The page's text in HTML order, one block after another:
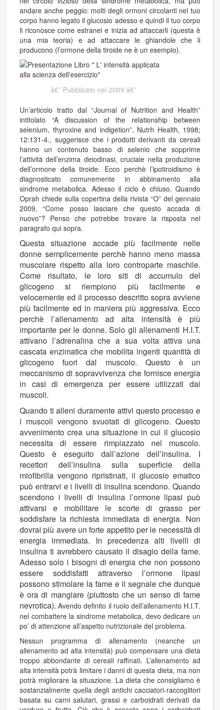
andare anche peggio: molti degli ormoni circolanti nel tuo
corpo hanno legato il glucosio adesso e quindi il tuo corpo
li riconosce come estranei e inizia ad attaccarli (questa è
una mia teoria) e ad attaccare le ghiandole che li
producono (l’ormone della tiroide ne è un esempio).
Pubblicato nel 2009
Un’articolo tratto dal “Journal of Nutrition and Health”
intitolato “A discussion of the relationship between
selenium, thyroxine and indigetion”, Nutrh Health, 1998;
12:131-4., suggerisce che i prodotti derivanti da cereali
hanno un contenuto basso di selenio che sopprime
l’attività dell’enzima deiodinasi, cruciale nella produzione
dell’ormone della tiroide. Ecco perchè l’ipotiroidismo è
diagnosticato comunemente in abbinamento alla
sindrome metabolica. Adesso il ciclo è chiuso. Quando
Oprah chiede sulla copertina della rivista “O” del gennaio
2009, “Come posso lasciare che questo accada di
nuovo”? Penso che potrebbe trovare la risposta nel
paragrafo qui sopra.
Questa situazione accade più facilmente nelle
donne semplicemente perchè hanno meno massa
muscolare rispetto alla loro controparte maschile.
Come risultato, le loro siti di accumulo del
glicogeno si riempiono più facilmente e
velocemente ed il processo descritto sopra avviene
più facilmente ed in maniera più aggressiva. Ecco
perchè l’allenamento ad alta intensità è più
importante per le donne. Solo gli allenamenti H.I.T.
attivano l’adrenalina che a sua volta attiva una
cascata enzimatica che mobilita ingenti quantità di
glicogeno fuori dal muscolo. Questo è un
meccanismo di sopravvivenza che fornisce energia
in casi di emergenza per essere utilizzati dai
muscoli.
Quando ti alleni duramente attivi questo processo e
i muscoli vengono svuotati di glicogeno. Questo
avvenimento crea una situazione in cui il glucosio
necessita di essere rimpiazzato nel muscolo.
Questo è eseguito dall’azione dell’insulina. I
recettori dell’insulina sulla superficie della
miofibrilla vengono ripristinati, il glucosio ematico
può entrarvi e i livelli di insulina scendono. Quando
scendono i livelli di insulina l’ormone lipasi può
attivarsi e mobilitare le scorte di grasso per
soddisfare la richiesta immediata di energia. Non
dovrai più avere un forte appetito per le necessità di
energia immediata. In precedenza alti livelli di
insulina ti avrebbero causato il disagio della fame.
Adesso solo i bisogni di energia che non possono
essere soddisfatti attraverso l’ormone lipasi
possono stimolare la fame e il segnale che dunque
è ora di mangiare (piuttosto che un senso di fame
nevrotica). Avendo definito il ruolo dell’allenamento H.I.T.
nel combattere la sindrome metabolica, devo dedicare un
po’ di attenzione all’aspetto nutrizionale del problema.
Nessun programma di allenamento (neanche un
allenamento ad alta intensità) può compensare una dieta
troppo abbondante di cereali raffinati. L’allenamento ad
alta intensità potrà limitare i danni di questa dieta, ma non
potrà migliorare la situazione. La dieta che consigliamo è
sostanzialmente quella degli antichi cacciatori-raccoglitori
basata su carni salutari, grassi e carboidrati derivati da